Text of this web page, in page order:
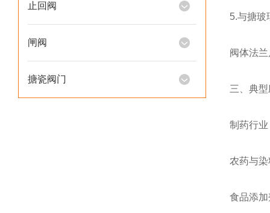
止回阀
闸阀
搪瓷阀门
5.与搪玻
阀体法
三、典
制药行
农药与
食品添